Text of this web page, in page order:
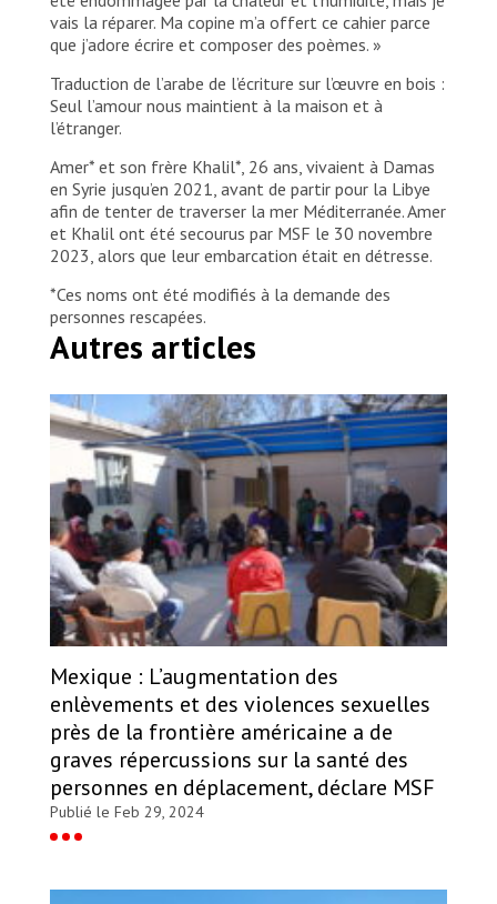
vais la réparer. Ma copine m’a offert ce cahier parce
que j’adore écrire et composer des poèmes. »
Traduction de l’arabe de l’écriture sur l’œuvre en bois :
Seul l’amour nous maintient à la maison et à
l’étranger.
Amer* et son frère Khalil*, 26 ans, vivaient à Damas
en Syrie jusqu’en 2021, avant de partir pour la Libye
afin de tenter de traverser la mer Méditerranée. Amer
et Khalil ont été secourus par MSF le 30 novembre
2023, alors que leur embarcation était en détresse.
*Ces noms ont été modifiés à la demande des
personnes rescapées.
Autres articles
Mexique : L’augmentation des
enlèvements et des violences sexuelles
près de la frontière américaine a de
graves répercussions sur la santé des
personnes en déplacement, déclare MSF
Publié le Feb 29, 2024